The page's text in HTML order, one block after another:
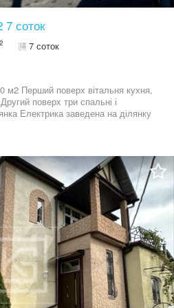
соток
2 7 соток
м2 Перший поверх вітальня кухня,
поверх три спальні і
Електрика заведена на ділянку